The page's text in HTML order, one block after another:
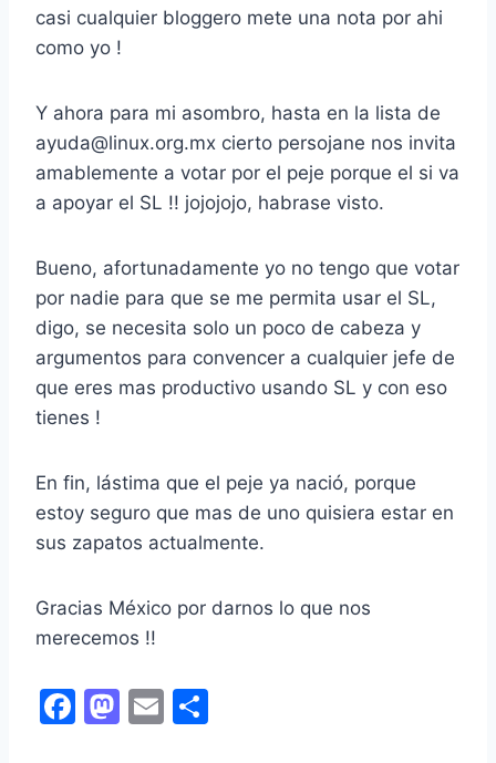
casi cualquier bloggero mete una nota por ahi
como yo !
Y ahora para mi asombro, hasta en la lista de
ayuda@linux.org.mx cierto persojane nos invita
amablemente a votar por el peje porque el si va
a apoyar el SL !! jojojojo, habrase visto.
Bueno, afortunadamente yo no tengo que votar
por nadie para que se me permita usar el SL,
digo, se necesita solo un poco de cabeza y
argumentos para convencer a cualquier jefe de
que eres mas productivo usando SL y con eso
tienes !
En fin, lástima que el peje ya nació, porque
estoy seguro que mas de uno quisiera estar en
sus zapatos actualmente.
Gracias México por darnos lo que nos
merecemos !!
F
M E